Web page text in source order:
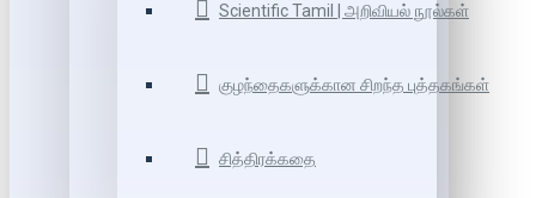
Scientific Tamil | அறிவியல் நூல்கள்
குழந்தைகளுக்கான சிறந்த புத்தகங்கள்
சித்திரக்கதை